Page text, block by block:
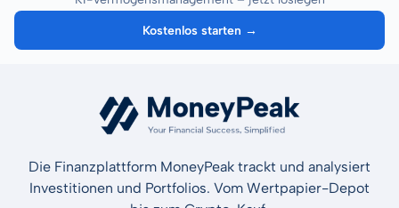
Kostenlos starten →
Die Finanzplattform MoneyPeak trackt und analysiert
Investitionen und Portfolios. Vom Wertpapier-Depot